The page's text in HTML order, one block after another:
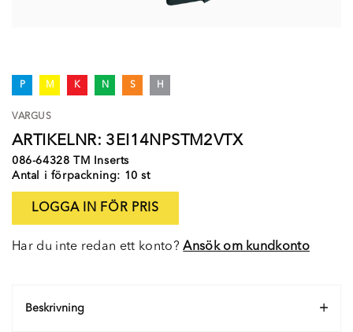
P M K N S H
VARGUS
ARTIKELNR: 3EI14NPSTM2VTX
086-64328 TM Inserts
Antal i förpackning: 10 st
LOGGA IN FÖR PRIS
Har du inte redan ett konto?Ansök om kundkonto
Beskrivning